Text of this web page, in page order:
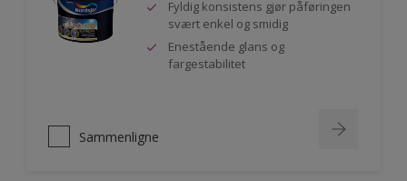
Fyldig konsistens gjør påføringen
svært enkel og smidig
Enestående glans og
fargestabilitet
Sammenligne